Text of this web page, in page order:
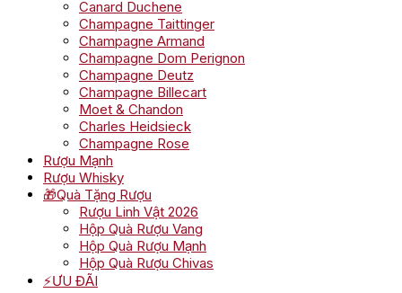
Canard Duchene
Champagne Taittinger
Champagne Armand
Champagne Dom Perignon
Champagne Deutz
Champagne Billecart
Moet & Chandon
Charles Heidsieck
Champagne Rose
Rượu Mạnh
Rượu Whisky
🎁Quà Tặng Rượu
Rượu Linh Vật 2026
Hộp Quà Rượu Vang
Hộp Quà Rượu Mạnh
Hộp Quà Rượu Chivas
⚡ƯU ĐÃI